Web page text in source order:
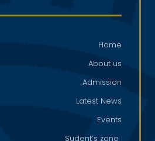
Home
About us
Admission
Latest News
Events
Sudent’s zone